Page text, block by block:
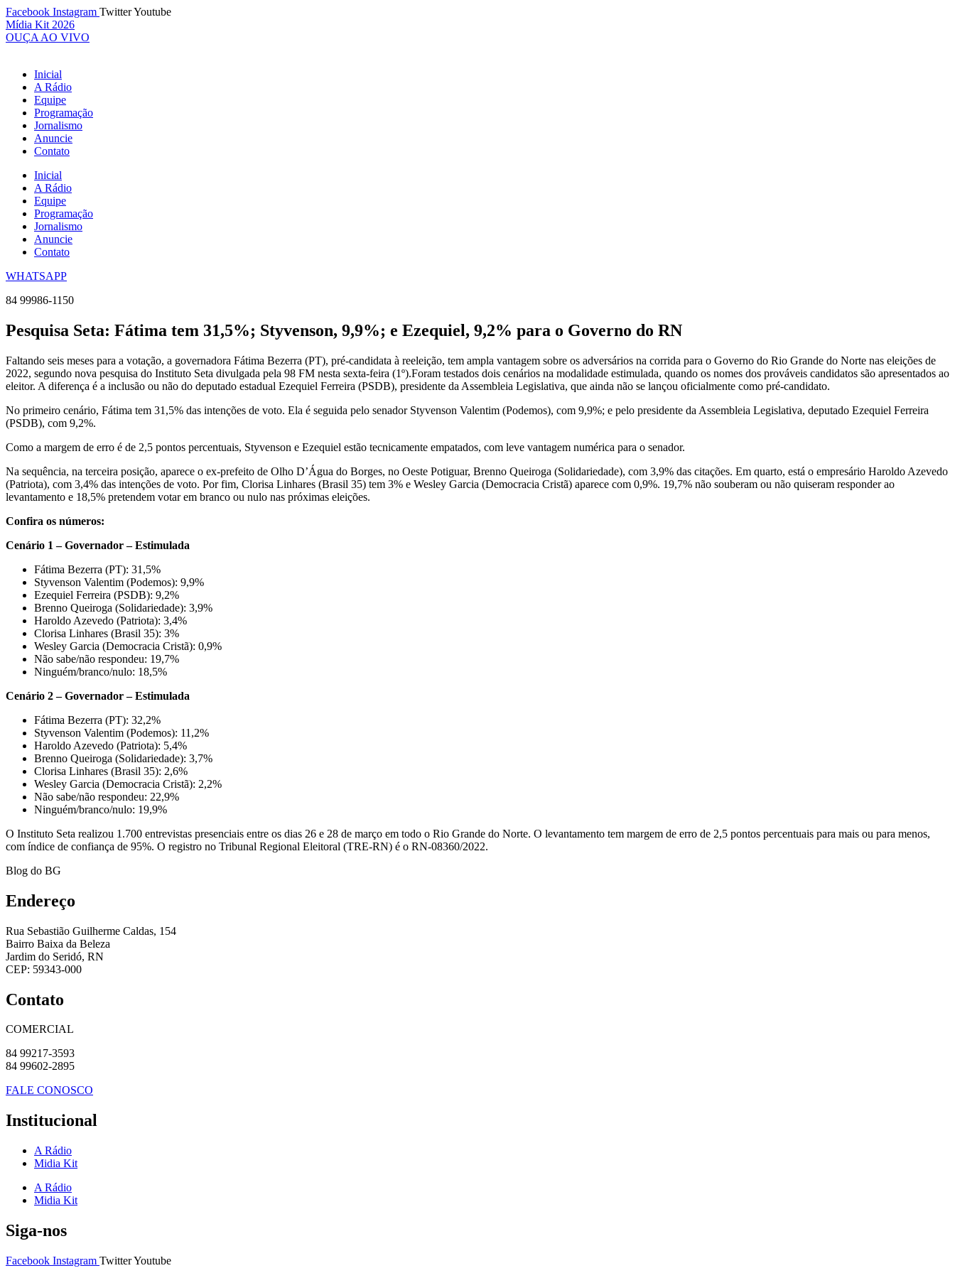
Ir
para
o
Facebook Instagram TwitterYoutube
Mídia Kit 2026
OUÇA AO VIVO
Inicial
A Rádio
Equipe
Programação
Jornalismo
Anuncie
Contato
Inicial
A Rádio
Equipe
Programação
Jornalismo
Anuncie
Contato
WHATSAPP
84 99986-1150
Pesquisa Seta: Fátima tem 31,5%; Styvenson, 9,9%; e Ezequiel, 9,2% para o Governo do RN
Faltando seis meses para a votação, a governadora Fátima Bezerra (PT), pré-candidata à reeleição, tem ampla vantagem sobre os adversários na corrida para o Governo do Rio Grande do Norte nas eleições de
2022, segundo nova pesquisa do Instituto Seta divulgada pela 98 FM nesta sexta-feira (1º).Foram testados dois cenários na modalidade estimulada, quando os nomes dos prováveis candidatos são apresentados ao
eleitor. A diferença é a inclusão ou não do deputado estadual Ezequiel Ferreira (PSDB), presidente da Assembleia Legislativa, que ainda não se lançou oficialmente como pré-candidato.
No primeiro cenário, Fátima tem 31,5% das intenções de voto. Ela é seguida pelo senador Styvenson Valentim (Podemos), com 9,9%; e pelo presidente da Assembleia Legislativa, deputado Ezequiel Ferreira
(PSDB), com 9,2%.
Como a margem de erro é de 2,5 pontos percentuais, Styvenson e Ezequiel estão tecnicamente empatados, com leve vantagem numérica para o senador.
Na sequência, na terceira posição, aparece o ex-prefeito de Olho D’Água do Borges, no Oeste Potiguar, Brenno Queiroga (Solidariedade), com 3,9% das citações. Em quarto, está o empresário Haroldo Azevedo
(Patriota), com 3,4% das intenções de voto. Por fim, Clorisa Linhares (Brasil 35) tem 3% e Wesley Garcia (Democracia Cristã) aparece com 0,9%. 19,7% não souberam ou não quiseram responder ao
levantamento e 18,5% pretendem votar em branco ou nulo nas próximas eleições.
Confira os números:
Cenário 1 – Governador – Estimulada
Fátima Bezerra (PT): 31,5%
Styvenson Valentim (Podemos): 9,9%
Ezequiel Ferreira (PSDB): 9,2%
Brenno Queiroga (Solidariedade): 3,9%
Haroldo Azevedo (Patriota): 3,4%
Clorisa Linhares (Brasil 35): 3%
Wesley Garcia (Democracia Cristã): 0,9%
Não sabe/não respondeu: 19,7%
Ninguém/branco/nulo: 18,5%
Cenário 2 – Governador – Estimulada
Fátima Bezerra (PT): 32,2%
Styvenson Valentim (Podemos): 11,2%
Haroldo Azevedo (Patriota): 5,4%
Brenno Queiroga (Solidariedade): 3,7%
Clorisa Linhares (Brasil 35): 2,6%
Wesley Garcia (Democracia Cristã): 2,2%
Não sabe/não respondeu: 22,9%
Ninguém/branco/nulo: 19,9%
O Instituto Seta realizou 1.700 entrevistas presenciais entre os dias 26 e 28 de março em todo o Rio Grande do Norte. O levantamento tem margem de erro de 2,5 pontos percentuais para mais ou para menos,
com índice de confiança de 95%. O registro no Tribunal Regional Eleitoral (TRE-RN) é o RN-08360/2022.
Blog do BG
Endereço
Rua Sebastião Guilherme Caldas, 154
Bairro Baixa da Beleza
Jardim do Seridó, RN
CEP: 59343-000
Contato
COMERCIAL
84 99217-3593
84 99602-2895
FALE CONOSCO
Institucional
A Rádio
Midia Kit
A Rádio
Midia Kit
Siga-nos
Facebook Instagram TwitterYoutube